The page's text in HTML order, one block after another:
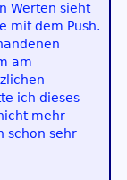
Werten sieht
mit dem Push.
am
ich dieses
mehr
schon sehr